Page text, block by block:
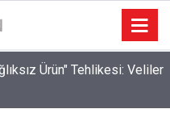
Ürün" Tehlikesi: Veliler